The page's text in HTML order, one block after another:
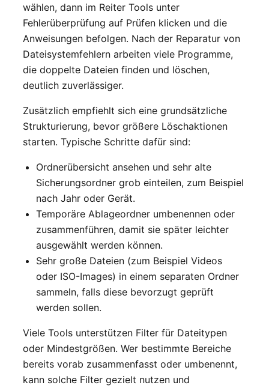
wählen, dann im Reiter Tools unter
Fehlerüberprüfung auf Prüfen klicken und die
Anweisungen befolgen. Nach der Reparatur von
Dateisystemfehlern arbeiten viele Programme,
die doppelte Dateien finden und löschen,
deutlich zuverlässiger.
Zusätzlich empfiehlt sich eine grundsätzliche
Strukturierung, bevor größere Löschaktionen
starten. Typische Schritte dafür sind:
Ordnerübersicht ansehen und sehr alte
Sicherungsordner grob einteilen, zum Beispiel
nach Jahr oder Gerät.
Temporäre Ablageordner umbenennen oder
zusammenführen, damit sie später leichter
ausgewählt werden können.
Sehr große Dateien (zum Beispiel Videos
oder ISO-Images) in einem separaten Ordner
sammeln, falls diese bevorzugt geprüft
werden sollen.
Viele Tools unterstützen Filter für Dateitypen
oder Mindestgrößen. Wer bestimmte Bereiche
bereits vorab zusammenfasst oder umbenennt,
kann solche Filter gezielt nutzen und